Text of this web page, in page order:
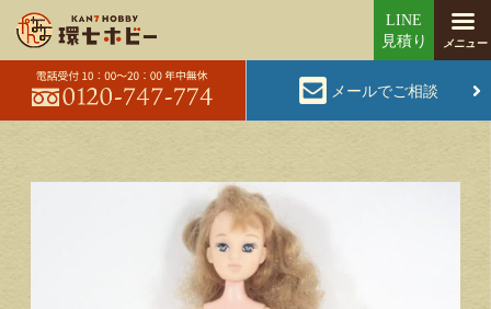
メールでご相談